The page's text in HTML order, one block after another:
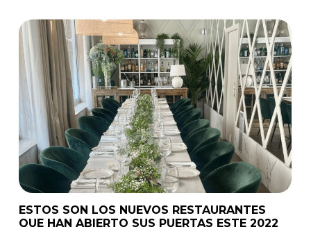
ESTOS SON LOS NUEVOS RESTAURANTES
QUE HAN ABIERTO SUS PUERTAS ESTE 2022